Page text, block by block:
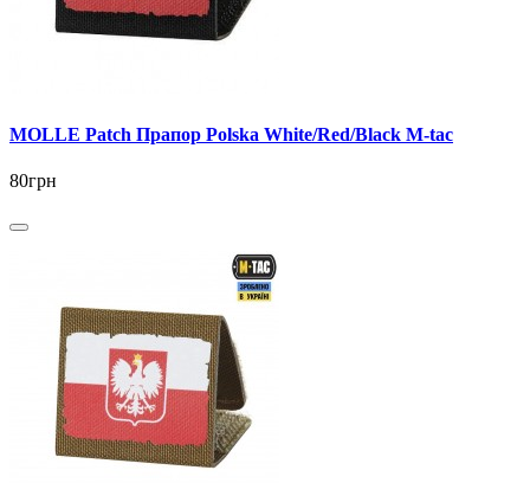
MOLLE Patch Прапор Polska White/Red/Black M-tac
80грн